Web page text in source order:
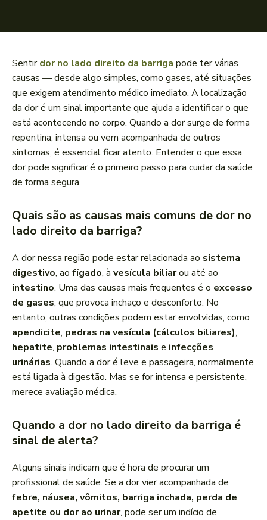
Sentirdor no lado direito da barriga pode ter várias
causas — desde algo simples, como gases, até situações
que exigem atendimento médico imediato. A localização
da dor é um sinal importante que ajuda a identificar o que
está acontecendo no corpo. Quando a dor surge de forma
repentina, intensa ou vem acompanhada de outros
sintomas, é essencial ficar atento. Entender o que essa
dor pode significar é o primeiro passo para cuidar da saúde
de forma segura.
Quais são as causas mais comuns de dor no
lado direito da barriga?
A dor nessa região pode estar relacionada ao sistema
digestivo, ao fígado, à vesícula biliarou até ao
intestino. Uma das causas mais frequentes é o excesso
de gases, que provoca inchaço e desconforto. No
entanto, outras condições podem estar envolvidas, como
apendicite, pedras na vesícula (cálculos biliares),
hepatite, problemas intestinais e infecções
urinárias. Quando a dor é leve e passageira, normalmente
está ligada à digestão. Mas se for intensa e persistente,
merece avaliação médica.
Quando a dor no lado direito da barriga é
sinal de alerta?
Alguns sinais indicam que é hora de procurar um
profissional de saúde. Se a dor vier acompanhada de
febre, náusea, vômitos, barriga inchada, perda de
apetite ou dor ao urinar, pode ser um indício de